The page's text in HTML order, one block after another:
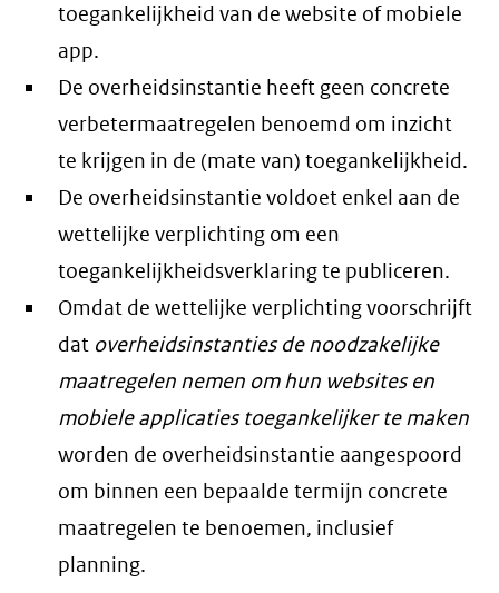
toegankelijkheid van de website of mobiele
app.
De overheidsinstantie heeft geen concrete
verbetermaatregelen benoemd om inzicht
te krijgen in de (mate van) toegankelijkheid.
De overheidsinstantie voldoet enkel aan de
wettelijke verplichting om een
toegankelijkheidsverklaring te publiceren.
Omdat de wettelijke verplichting voorschrijft
dat overheidsinstanties de noodzakelijke
maatregelen nemen om hun websites en
mobiele applicaties toegankelijker te maken
worden de overheidsinstantie aangespoord
om binnen een bepaalde termijn concrete
maatregelen te benoemen, inclusief
planning.